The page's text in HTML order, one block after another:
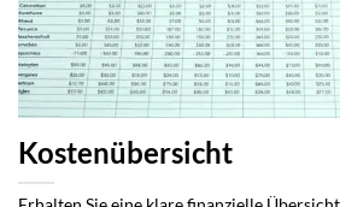
Kostenübersicht